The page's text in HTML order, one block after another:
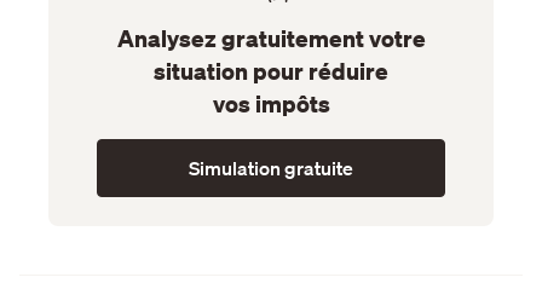
Analysez gratuitement votre
situation pour réduire
vos impôts
Simulation gratuite